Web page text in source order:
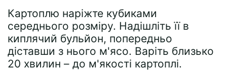
Картоплю наріжте кубиками
середнього розміру. Надішліть її в
киплячий бульйон, попередньо
діставши з нього м'ясо. Варіть близько
20 хвилин – до м'якості картоплі.